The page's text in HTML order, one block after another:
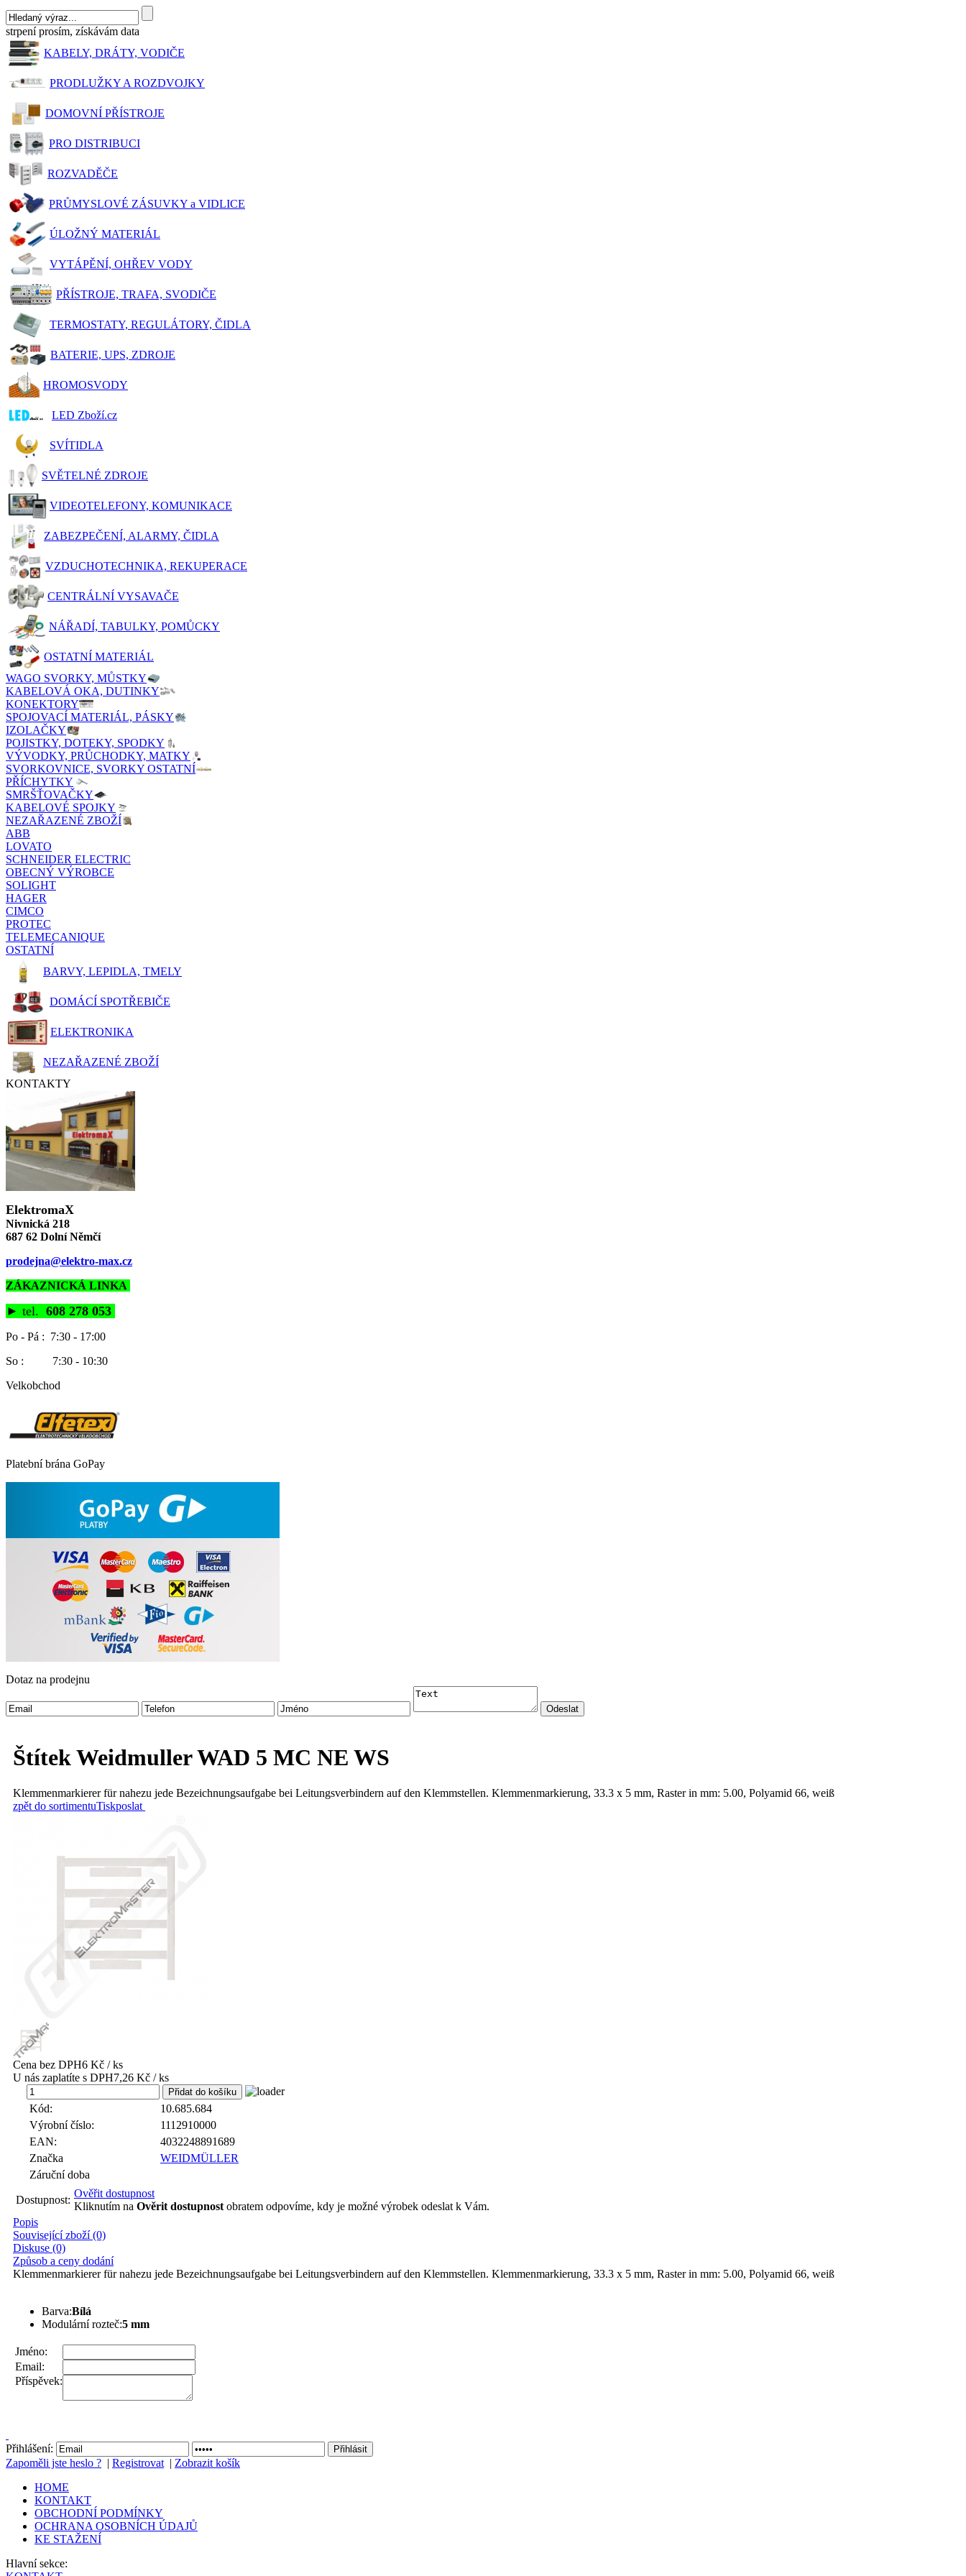
strpení prosím, získávám data
KABELY, DRÁTY, VODIČE
PRODLUŽKY A ROZDVOJKY
DOMOVNÍ PŘÍSTROJE
PRO DISTRIBUCI
ROZVADĚČE
PRŮMYSLOVÉ ZÁSUVKY a VIDLICE
ÚLOŽNÝ MATERIÁL
VYTÁPĚNÍ, OHŘEV VODY
PŘÍSTROJE, TRAFA, SVODIČE
TERMOSTATY, REGULÁTORY, ČIDLA
BATERIE, UPS, ZDROJE
HROMOSVODY
LED Zboží.cz
SVÍTIDLA
SVĚTELNÉ ZDROJE
VIDEOTELEFONY, KOMUNIKACE
ZABEZPEČENÍ, ALARMY, ČIDLA
VZDUCHOTECHNIKA, REKUPERACE
CENTRÁLNÍ VYSAVAČE
NÁŘADÍ, TABULKY, POMŮCKY
OSTATNÍ MATERIÁL
WAGO SVORKY, MŮSTKY
KABELOVÁ OKA, DUTINKY
KONEKTORY
SPOJOVACÍ MATERIÁL, PÁSKY
IZOLAČKY
POJISTKY, DOTEKY, SPODKY
VÝVODKY, PRŮCHODKY, MATKY
SVORKOVNICE, SVORKY OSTATNÍ
PŘÍCHYTKY
SMRŠŤOVAČKY
KABELOVÉ SPOJKY
NEZAŘAZENÉ ZBOŽÍ
ABB
LOVATO
SCHNEIDER ELECTRIC
OBECNÝ VÝROBCE
SOLIGHT
HAGER
CIMCO
PROTEC
TELEMECANIQUE
OSTATNÍ
BARVY, LEPIDLA, TMELY
DOMÁCÍ SPOTŘEBIČE
ELEKTRONIKA
NEZAŘAZENÉ ZBOŽÍ
KONTAKTY
ElektromaX
Nivnická 218
687 62 Dolní Němčí
prodejna@elektro-max.cz
ZÁKAZNICKÁ LINKA
► tel. 608 278 053
Po - Pá : 7:30 - 17:00
So : 7:30 - 10:30
Velkobchod
Platební brána GoPay
Dotaz na prodejnu
Štítek Weidmuller WAD 5 MC NE WS
Klemmenmarkierer für nahezu jede Bezeichnungsaufgabe bei Leitungsverbindern auf den Klemmstellen. Klemmenmarkierung, 33.3 x 5 mm, Raster in mm: 5.00, Polyamid 66, weiß
zpět do sortimentuTiskposlat
Cena bez DPH6 Kč / ks
U nás zaplatíte s DPH7,26 Kč / ks
Kód:
10.685.684
Výrobní číslo:
1112910000
EAN:
4032248891689
Značka
WEIDMÜLLER
Záruční doba
Dostupnost:
Ověřit dostupnost
Kliknutím na Ověrit dostupnost obratem odpovíme, kdy je možné výrobek odeslat k Vám.
Popis
Související zboží (0)
Diskuse (0)
Způsob a ceny dodání
Klemmenmarkierer für nahezu jede Bezeichnungsaufgabe bei Leitungsverbindern auf den Klemmstellen. Klemmenmarkierung, 33.3 x 5 mm, Raster in mm: 5.00, Polyamid 66, weiß
Barva:Bílá
Modulární rozteč:5 mm
Jméno:
Email:
Příspěvek:
Přihlášení:
Zapoměli jste heslo ? | Registrovat | Zobrazit košík
HOME
KONTAKT
OBCHODNÍ PODMÍNKY
OCHRANA OSOBNÍCH ÚDAJŮ
KE STAŽENÍ
Hlavní sekce: